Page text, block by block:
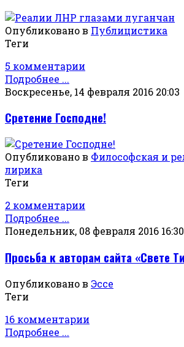
Опубликовано в Публицистика
Теги
5 комментарии
Подробнее ...
Воскресенье, 14 февраля 2016 20:03
Сретение Господне!
Опубликовано в Философская и
лирика
Теги
2 комментарии
Подробнее ...
Понедельник, 08 февраля 2016 16:30
Просьба к авторам сайта «Свете
Опубликовано в Эссе
Теги
16 комментарии
Подробнее ...